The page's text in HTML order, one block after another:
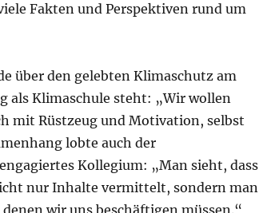
Fakten und Perspektiven rund um
über den gelebten Klimaschutz am
als Klimaschule steht: „Wir wollen
mit Rüstzeug und Motivation, selbst
lobte auch der
Kollegium: „Man sieht, dass
nur Inhalte vermittelt, sondern man
wir uns beschäftigen müssen.“